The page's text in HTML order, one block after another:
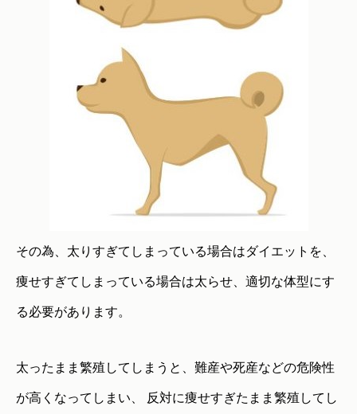
その為、太りすぎてしまっている場合はダイエットを、
痩せすぎてしまっている場合は太らせ、適切な体型にす
る必要があります。
太ったまま繁殖してしまうと、難産や死産などの危険性
が高くなってしまい、 反対に痩せすぎたまま繁殖してし